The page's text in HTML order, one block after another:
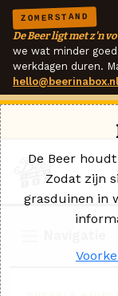
ZOMERSTAND
De Beer ligt met z'n
we wat minder
werkdagen duren.
hello@beerinabox.nl
De Beer
Zodat zijn
grasduinen in